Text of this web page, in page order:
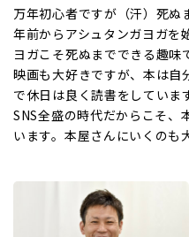
万年初心者ですが（汗）死ぬ
年前からアシュタンガヨガを
ヨガこそ死ぬまでできる趣味
映画も大好きですが、本は自
で休日は良く読書をしていま
SNS全盛の時代だからこそ、
います。本屋さんにいくのも